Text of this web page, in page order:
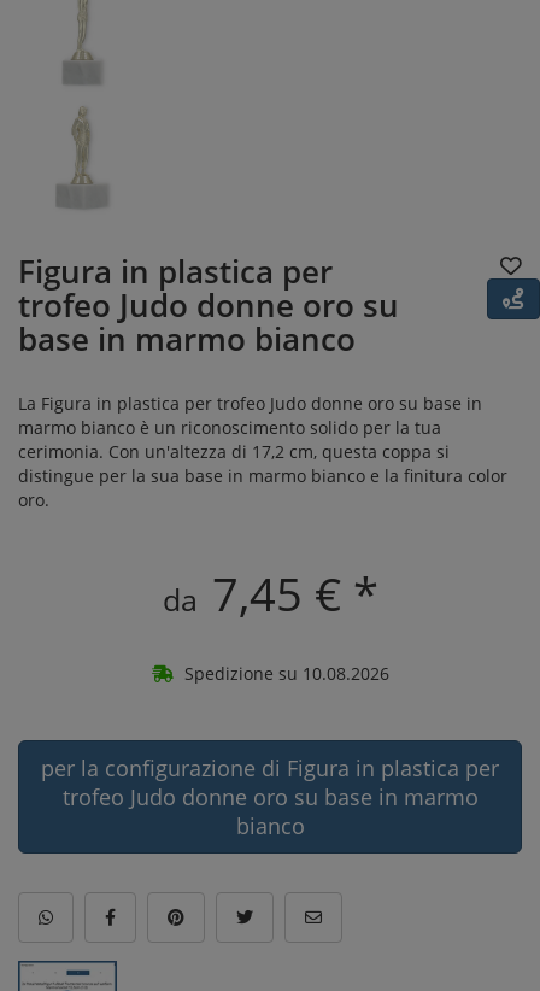
Figura in plastica per
trofeo Judo donne oro su
base in marmo bianco
La Figura in plastica per trofeo Judo donne oro su base in
marmo bianco è un riconoscimento solido per la tua
cerimonia. Con un'altezza di 17,2 cm, questa coppa si
distingue per la sua base in marmo bianco e la finitura color
oro.
da 7,45 € *
Spedizione su 10.08.2026
per la configurazione di Figura in plastica per
trofeo Judo donne oro su base in marmo
bianco